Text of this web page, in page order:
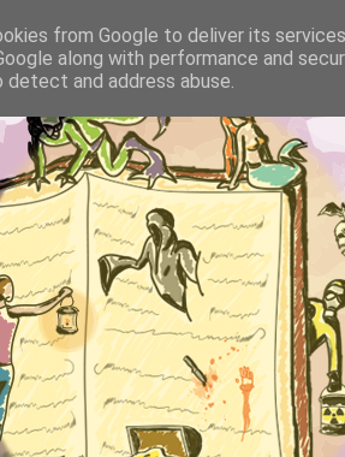
from Google to deliver its
along with performance and
and address abuse.